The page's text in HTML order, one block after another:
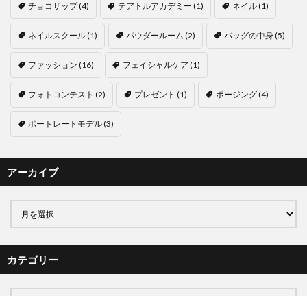
チョコザップ(4) テアトルアカデミー (1) ネイル(1)
ネイルスクール(1) パウダールーム (2) バッグの中身(5)
ファッション (16) フェイシャルケア (1)
フォトコンテスト (2) プレゼント (1) ポージング(4)
ポートレートモデル(3)
アーカイブ
カテゴリー